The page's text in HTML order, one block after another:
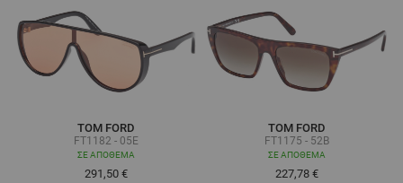
TOM FORD
FT1182 - 05E
ΣΕ ΑΠΌΘΕΜΑ
291,50 €
TOM FORD
FT1175 - 52B
ΣΕ ΑΠΌΘΕΜΑ
227,78 €